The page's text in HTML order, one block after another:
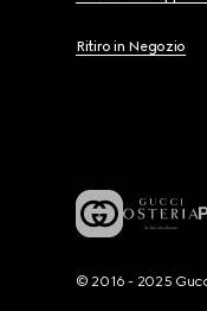
Ritiro in Negozio
© 2016 - 2025